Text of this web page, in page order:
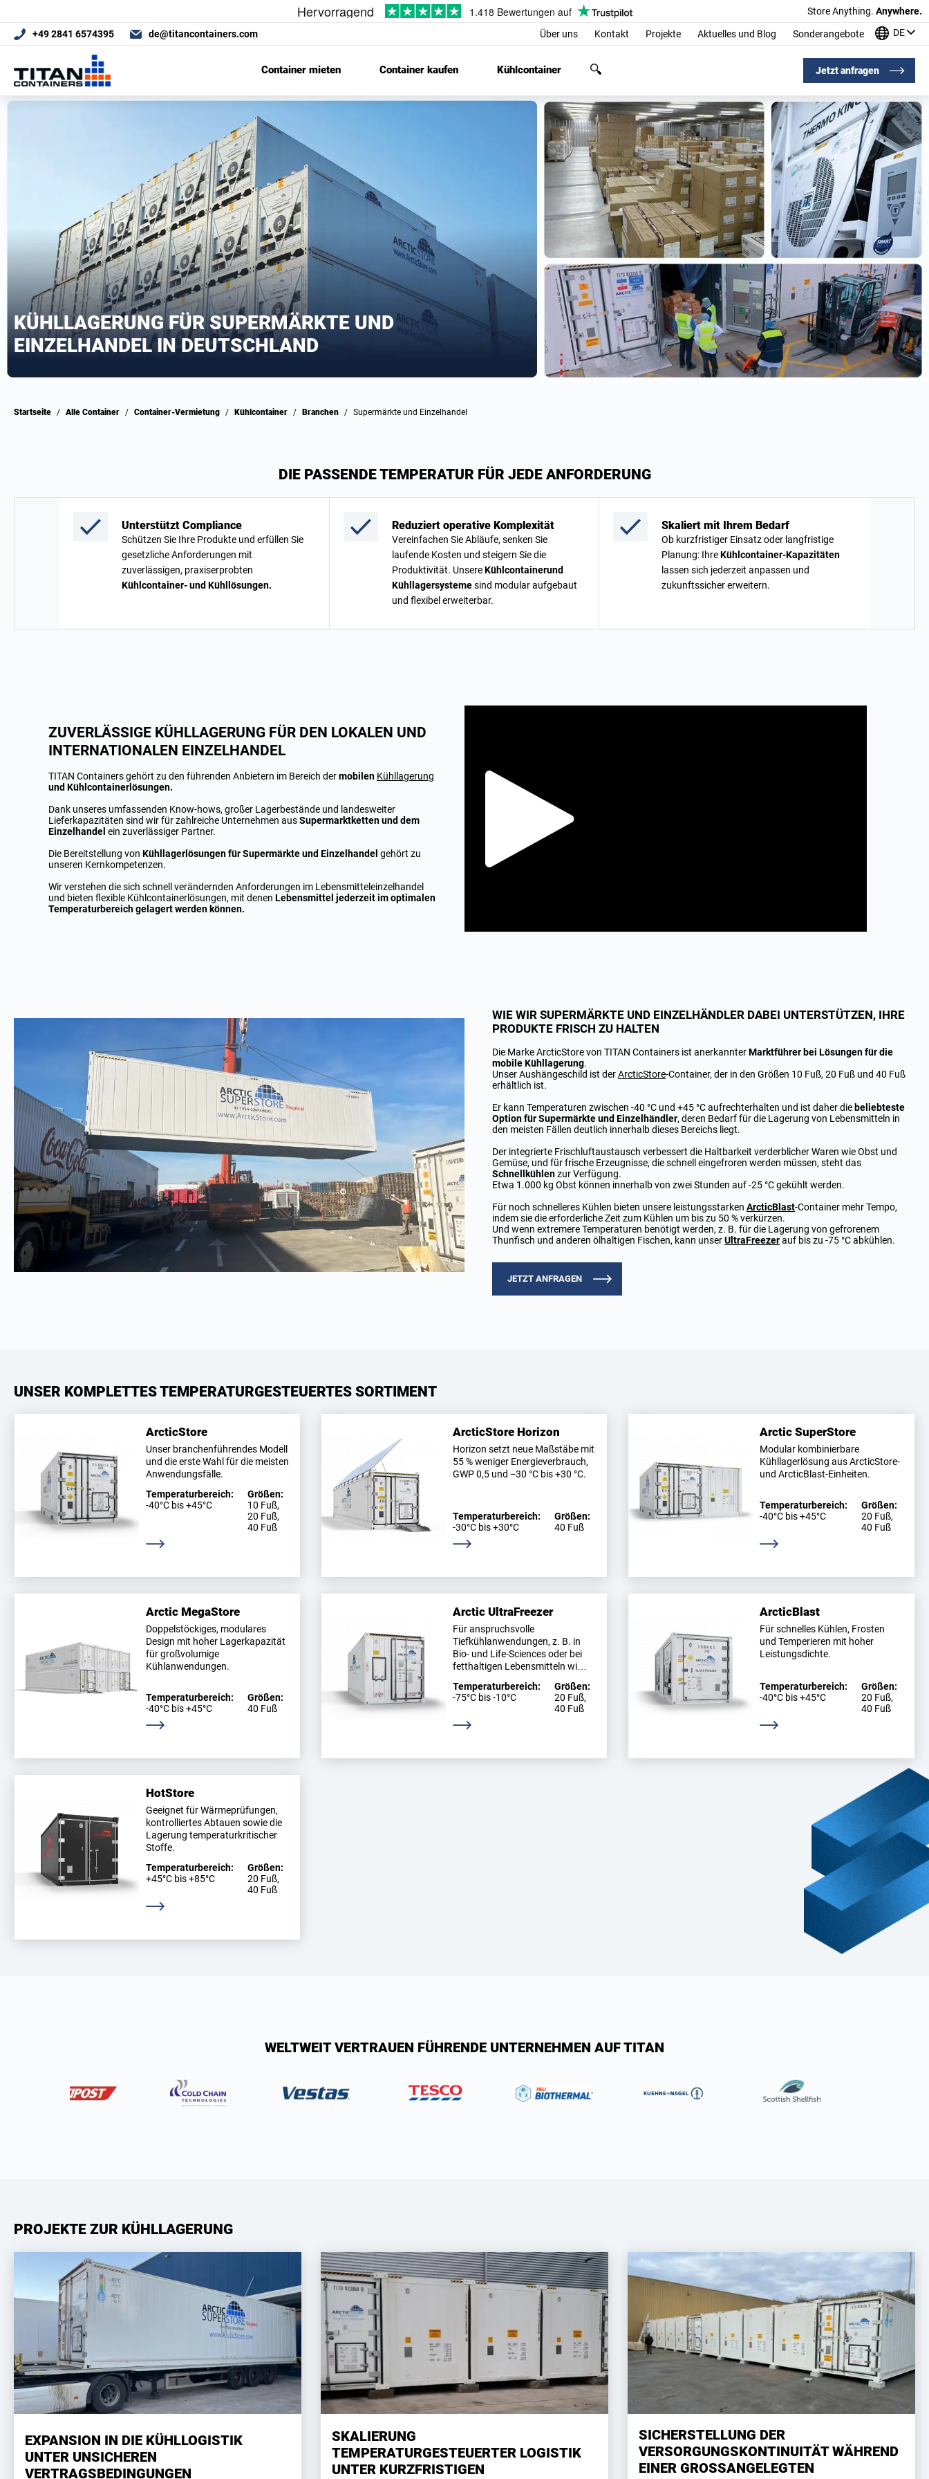
Store Anything. Anywhere.
+49 2841 6574395 de@titancontainers.com Über uns Kontakt Projekte Aktuelles und Blog Sonderangebote DE
Container mieten Container kaufen Kühlcontainer Jetzt anfragen
KÜHLLAGERUNG FÜR SUPERMÄRKTE UND
EINZELHANDEL IN DEUTSCHLAND
Startseite / Alle Container / Container-Vermietung / Kühlcontainer / Branchen / Supermärkte und Einzelhandel
DIE PASSENDE TEMPERATUR FÜR JEDE ANFORDERUNG
Unterstützt Compliance
Schützen Sie Ihre Produkte und erfüllen Sie
gesetzliche Anforderungen mit
zuverlässigen, praxiserprobten
Kühlcontainer- und Kühllösungen.
Reduziert operative Komplexität
Vereinfachen Sie Abläufe, senken Sie
laufende Kosten und steigern Sie die
Produktivität. UnsereKühlcontainerund
Kühllagersystemesind modular aufgebaut
und flexibel erweiterbar.
Skaliert mit Ihrem Bedarf
Ob kurzfristiger Einsatz oder langfristige
Planung: IhreKühlcontainer-Kapazitäten
lassen sich jederzeit anpassen und
zukunftssicher erweitern.
ZUVERLÄSSIGE KÜHLLAGERUNG FÜR DEN LOKALEN UND
INTERNATIONALEN EINZELHANDEL
TITAN Containers gehört zu den führenden Anbietern im Bereich dermobilen Kühllagerung
und Kühlcontainerlösungen.
Dank unseres umfassenden Know-hows, großer Lagerbestände und landesweiter
Lieferkapazitäten sind wir für zahlreiche Unternehmen ausSupermarktketten und dem
Einzelhandel ein zuverlässiger Partner.
Die Bereitstellung von Kühllagerlösungen für Supermärkte und Einzelhandel gehört zu
unseren Kernkompetenzen.
Wir verstehen die sich schnell verändernden Anforderungen im Lebensmitteleinzelhandel
und bieten flexible Kühlcontainerlösungen, mit denen Lebensmittel jederzeit im optimalen
Temperaturbereich gelagert werden können.
WIE WIR SUPERMÄRKTE UND EINZELHÄNDLER DABEI UNTERSTÜTZEN, IHRE
PRODUKTE FRISCH ZU HALTEN
Die Marke ArcticStore von TITAN Containers ist anerkannterMarktführer bei Lösungen für die
mobile Kühllagerung.
Unser Aushängeschild ist derArcticStore-Container, der in den Größen 10 Fuß, 20 Fuß und 40 Fuß
erhältlich ist.
Er kann Temperaturen zwischen -40 °C und +45 °C aufrechterhalten und ist daher die beliebteste
Option für Supermärkte und Einzelhändler, deren Bedarf für die Lagerung von Lebensmitteln in
den meisten Fällen deutlich innerhalb dieses Bereichs liegt.
Der integrierte Frischluftaustausch verbessert die Haltbarkeit verderblicher Waren wie Obst und
Gemüse, und für frische Erzeugnisse, die schnell eingefroren werden müssen, steht das
Schnellkühlenzur Verfügung.
Etwa 1.000 kg Obst können innerhalb von zwei Stunden auf -25 °C gekühlt werden.
Für noch schnelleres Kühlen bieten unsere leistungsstarken ArcticBlast-Container mehr Tempo,
indem sie die erforderliche Zeit zum Kühlen um bis zu 50 % verkürzen.
Und wenn extremere Temperaturen benötigt werden, z. B. für die Lagerung von gefrorenem
Thunfisch und anderen ölhaltigen Fischen, kann unserUltraFreezerauf bis zu -75 °C abkühlen.
JETZT ANFRAGEN
UNSER KOMPLETTES TEMPERATURGESTEUERTES SORTIMENT
ArcticStore
Unser branchenführendes Modell
und die erste Wahl für die meisten
Anwendungsfälle.
Temperaturbereich:
-40°C bis +45°C
Größen:
10 Fuß,
20 Fuß,
40 Fuß
Weitere Informationen
ArcticStore Horizon
Horizon setzt neue Maßstäbe mit
55 % weniger Energieverbrauch,
GWP 0,5 und −30 °C bis +30 °C.
Temperaturbereich:
-30°C bis +30°C
Größen:
40 Fuß
Weitere Informationen
Arctic SuperStore
Modular kombinierbare
Kühllagerlösung aus ArcticStore-
und ArcticBlast-Einheiten.
Temperaturbereich:
-40°C bis +45°C
Größen:
20 Fuß,
40 Fuß
Weitere Informationen
Arctic MegaStore
Doppelstöckiges, modulares
Design mit hoher Lagerkapazität
für großvolumige
Kühlanwendungen.
Temperaturbereich:
-40°C bis +45°C
Größen:
40 Fuß
Weitere Informationen
Arctic UltraFreezer
Für anspruchsvolle
Tiefkühlanwendungen, z. B. in
Bio- und Life-Sciences oder bei
fetthaltigen Lebensmitteln wi…
Temperaturbereich:
-75°C bis -10°C
Größen:
20 Fuß,
40 Fuß
Weitere Informationen
ArcticBlast
Für schnelles Kühlen, Frosten
und Temperieren mit hoher
Leistungsdichte.
Temperaturbereich:
-40°C bis +45°C
Größen:
20 Fuß,
40 Fuß
Weitere Informationen
HotStore
Geeignet für Wärmeprüfungen,
kontrolliertes Abtauen sowie die
Lagerung temperaturkritischer
Stoffe.
Temperaturbereich:
+45°C bis +85°C
Größen:
20 Fuß,
40 Fuß
Weitere Informationen
WELTWEIT VERTRAUEN FÜHRENDE UNTERNEHMEN AUF TITAN
PROJEKTE ZUR KÜHLLAGERUNG
EXPANSION IN DIE KÜHLLOGISTIK
UNTER UNSICHEREN
VERTRAGSBEDINGUNGEN
SKALIERUNG
TEMPERATURGESTEUERTER LOGISTIK
UNTER KURZFRISTIGEN
SICHERSTELLUNG DER
VERSORGUNGSKONTINUITÄT WÄHREND
EINER GROSSANGELEGTEN